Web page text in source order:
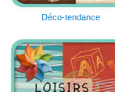
Déco-tendance